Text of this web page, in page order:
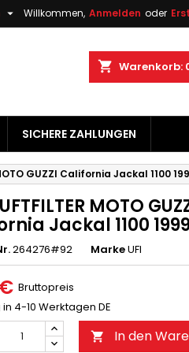
Willkommen, Anmelden oder

shopping_cart Warenkorb:
SICHERE ZAHLUNGEN
GUZZI California Jackal 1100
MOTO
Jackal 1100
264276#92 MarkeUFI
Bruttopreis
4-10 Werktagen DE
 In den